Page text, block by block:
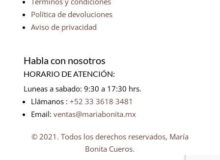
Política de devoluciones
Aviso de privacidad
Habla con nosotros
HORARIO DE ATENCIÓN:
Luneas a sabado: 9:30 a 17:30 hrs.
Llámanos : +52 33 3618 3481
Email: ventas@mariabonita.mx
© 2021. Todos los derechos reservados, María
Bonita Cueros.